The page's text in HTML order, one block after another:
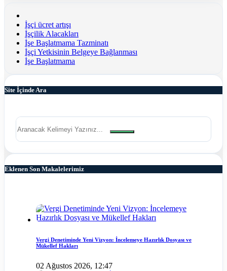
İşçi ücret artışı
İşçilik Alacakları
İşe Başlatmama Tazminatı
İşçi Yetkisinin Belgeye Bağlanması
İşe Başlatmama
Site İçinde Ara
Eklenen Son Makalelerimiz
Vergi Denetiminde Yeni Vizyon: İncelemeye Hazırlık Dosyası ve
Mükellef Hakları
02 Ağustos 2026, 12:47